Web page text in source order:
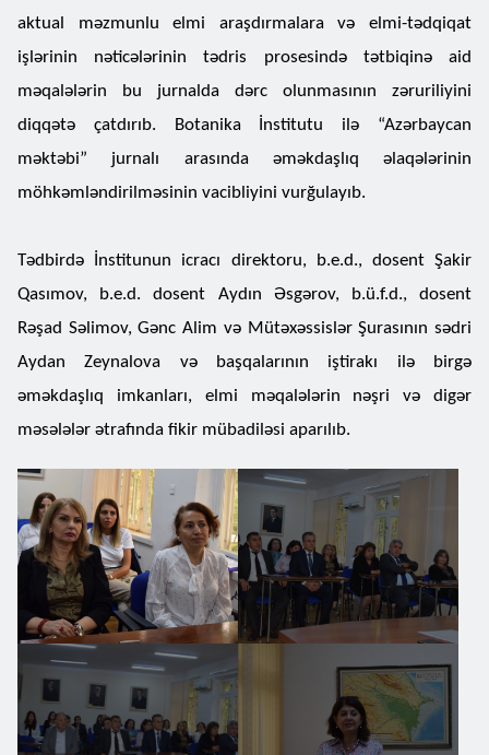
aktual məzmunlu elmi araşdırmalara və elmi-tədqiqat
işlərinin nəticələrinin tədris prosesində tətbiqinə aid
məqalələrin bu jurnalda dərc olunmasının zəruriliyini
diqqətə çatdırıb. Botanika İnstitutu ilə “Azərbaycan
məktəbi” jurnalı arasında əməkdaşlıq əlaqələrinin
möhkəmləndirilməsinin vacibliyini vurğulayıb.
Tədbirdə İnstitunun icracı direktoru, b.e.d., dosent Şakir
Qasımov, b.e.d. dosent Aydın Əsgərov, b.ü.f.d., dosent
Rəşad Səlimov, Gənc Alim və Mütəxəssislər Şurasının sədri
Aydan Zeynalova və başqalarının iştirakı ilə birgə
əməkdaşlıq imkanları, elmi məqalələrin nəşri və digər
məsələlər ətrafında fikir mübadiləsi aparılıb.